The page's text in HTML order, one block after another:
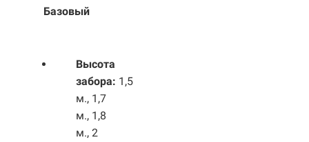
Базовый
Высота
забора: 1,5
м., 1,7
м., 1,8
м., 2